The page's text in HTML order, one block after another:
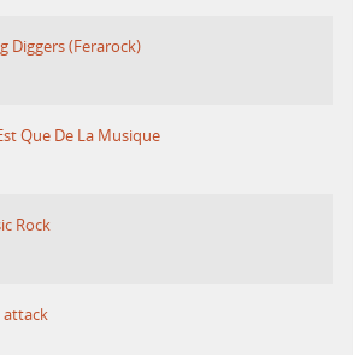
Diggers (Ferarock)
Que De La Musique
Rock
attack